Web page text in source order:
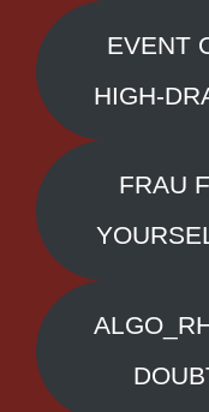
EVENT
HIGH-
FRAU